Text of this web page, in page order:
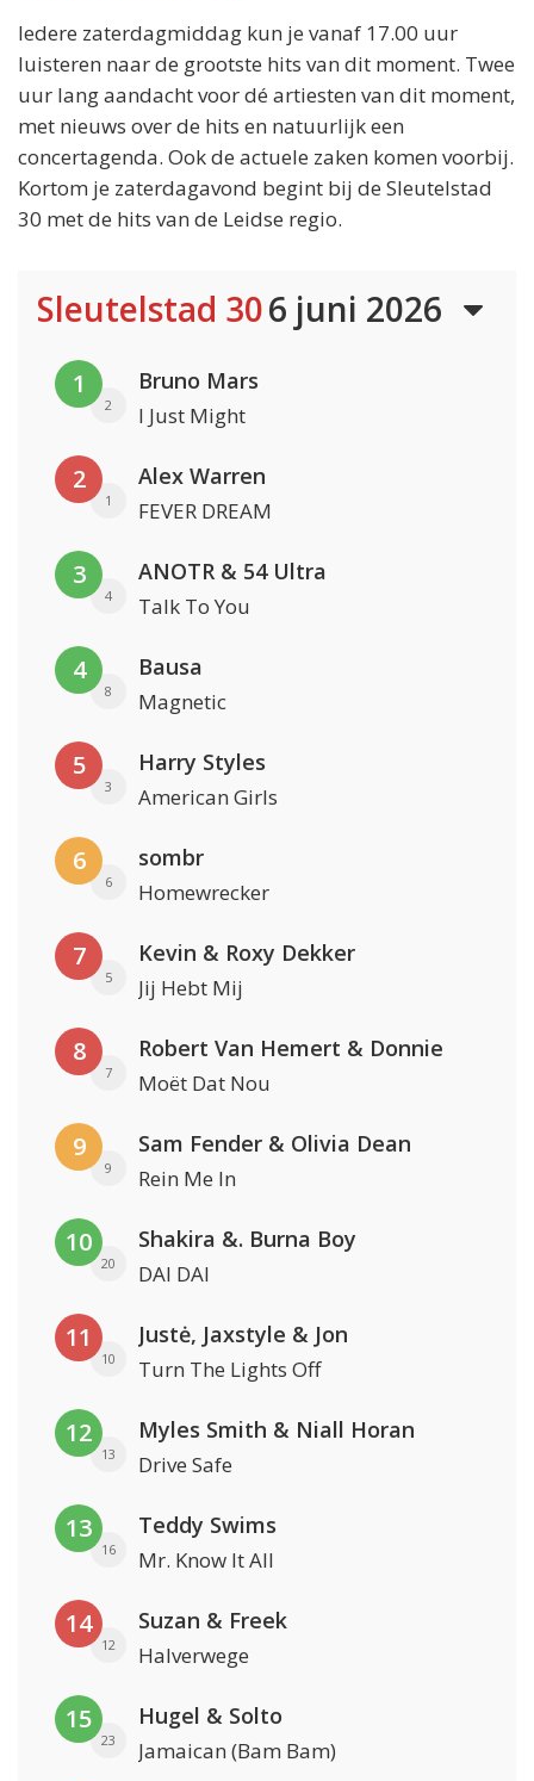
Iedere zaterdagmiddag kun je vanaf 17.00 uur
luisteren naar de grootste hits van dit moment. Twee
uur lang aandacht voor dé artiesten van dit moment,
met nieuws over de hits en natuurlijk een
concertagenda. Ook de actuele zaken komen voorbij.
Kortom je zaterdagavond begint bij de Sleutelstad
30 met de hits van de Leidse regio.
Sleutelstad 306 juni 2026
1
2
Bruno Mars
I Just Might
2
1
Alex Warren
FEVER DREAM
3
4
ANOTR & 54 Ultra
Talk To You
4
8
Bausa
Magnetic
5
3
Harry Styles
American Girls
6
6
sombr
Homewrecker
7
5
Kevin & Roxy Dekker
Jij Hebt Mij
8
7
Robert Van Hemert & Donnie
Moët Dat Nou
9
9
Sam Fender & Olivia Dean
Rein Me In
10
20
Shakira &. Burna Boy
DAI DAI
11
10
Justė, Jaxstyle & Jon
Turn The Lights Off
12
13
Myles Smith & Niall Horan
Drive Safe
13
16
Teddy Swims
Mr. Know It All
14
12
Suzan & Freek
Halverwege
15
23
Hugel & Solto
Jamaican (Bam Bam)